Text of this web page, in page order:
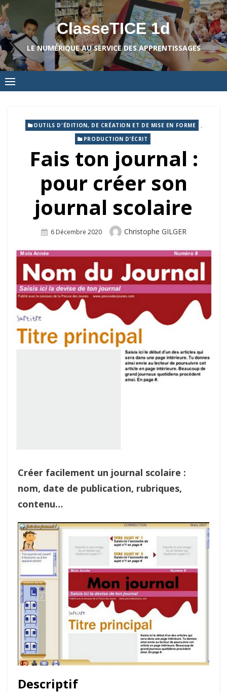
Skip
to
content
ClasseTICE 1d
LE NUMÉRIQUE AU SERVICE DES APPRENTISSAGES
OUTILS D'ÉDITION, DE CRÉATION ET DE MISE EN FORME ,
PRODUCTION D’ÉCRIT
Fais ton journal :
pour créer son
journal scolaire
Posted
6 Décembre 2020 Author
Christophe GILGER
Créer facilement un journal scolaire :
nom, date de publication, rubriques,
contenu…
Descriptif